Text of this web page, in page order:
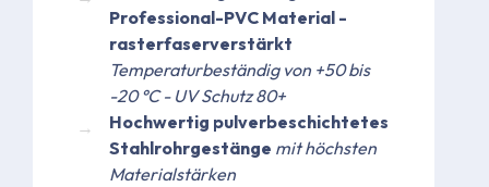
Professional-PVC Material -
rasterfaserverstärkt
Temperaturbeständig von +50 bis
-20 °C - UV Schutz 80+
Hochwertig pulverbeschichtetes
Stahlrohrgestänge mit höchsten
Materialstärken